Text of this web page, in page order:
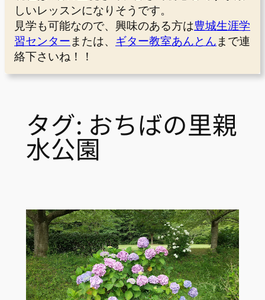
しいレッスンになりそうです。
見学も可能なので、興味のある方は豊城生涯学
習センター または、 ギター教室あんとん まで連
絡下さいね！！
タグ: おちばの里親
水公園